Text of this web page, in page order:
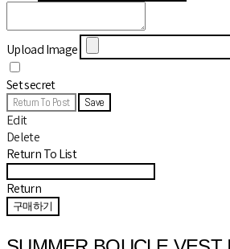
Upload Image
Set secret
Return To Post Save
Edit
Delete
Return To List
Return
구매하기